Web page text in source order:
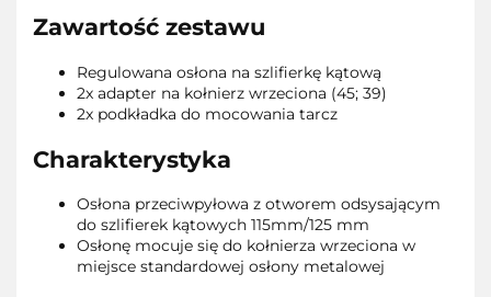
Zawartość zestawu
Regulowana osłona na szlifierkę kątową
2x adapter na kołnierz wrzeciona (45; 39)
2x podkładka do mocowania tarcz
Charakterystyka
Osłona przeciwpyłowa z otworem odsysającym
do szlifierek kątowych 115mm/125 mm
Osłonę mocuje się do kołnierza wrzeciona w
miejsce standardowej osłony metalowej